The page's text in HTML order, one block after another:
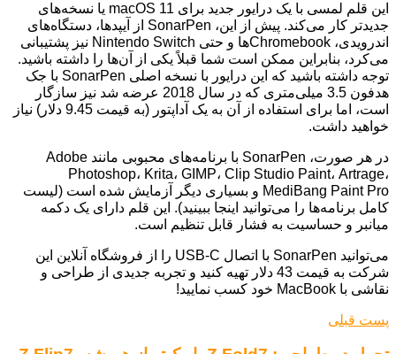
این قلم لمسی با یک درایور جدید برای macOS 11 یا نسخه‌های
جدیدتر کار می‌کند. پیش از این، SonarPen از آیپدها، دستگاه‌های
اندرویدی، Chromebookها و حتی Nintendo Switch نیز پشتیبانی
می‌کرد، بنابراین ممکن است شما قبلاً یکی از آن‌ها را داشته باشید.
توجه داشته باشید که این درایور با نسخه اصلی SonarPen با جک
هدفون 3.5 میلی‌متری که در سال 2018 عرضه شد نیز سازگار
است، اما برای استفاده از آن به یک آداپتور (به قیمت 9.45 دلار) نیاز
خواهید داشت.
در هر صورت، SonarPen با برنامه‌های محبوبی مانند Adobe
Photoshop، Krita، GIMP، Clip Studio Paint، Artrage،
MediBang Paint Pro و بسیاری دیگر آزمایش شده است (لیست
کامل برنامه‌ها را می‌توانید اینجا ببینید). این قلم دارای یک دکمه
میانبر و حساسیت به فشار قابل تنظیم است.
می‌توانید SonarPen با اتصال USB-C را از فروشگاه آنلاین این
شرکت به قیمت 43 دلار تهیه کنید و تجربه جدیدی از طراحی و
نقاشی با MacBook خود کسب نمایید!
پست قبلی